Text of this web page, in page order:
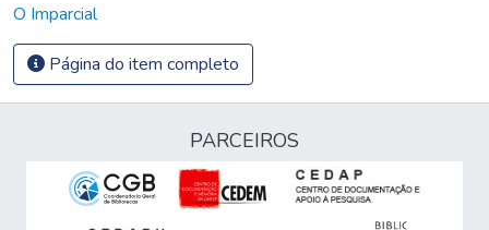
O Imparcial
Página do item completo
PARCEIROS